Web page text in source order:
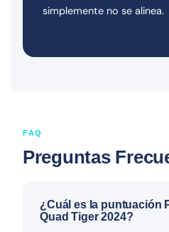
simplemente no se alinea.
FAQ
Preguntas
¿Cuál es la puntuación
Quad Tiger 2024?